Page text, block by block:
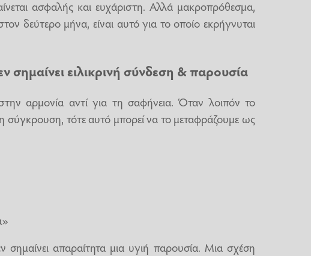
ασφαλής και ευχάριστη. Αλλά μακροπρόθεσμα,
δεύτερο μήνα, είναι αυτό για το οποίο εκρήγνυται
ειλικρινή σύνδεση & παρουσία
αρμονία αντί για τη σαφήνεια. Όταν λοιπόν το
σύγκρουση, τότε αυτό μπορεί να το μεταφράζουμε ως
απαραίτητα μια υγιή παρουσία. Μια σχέση